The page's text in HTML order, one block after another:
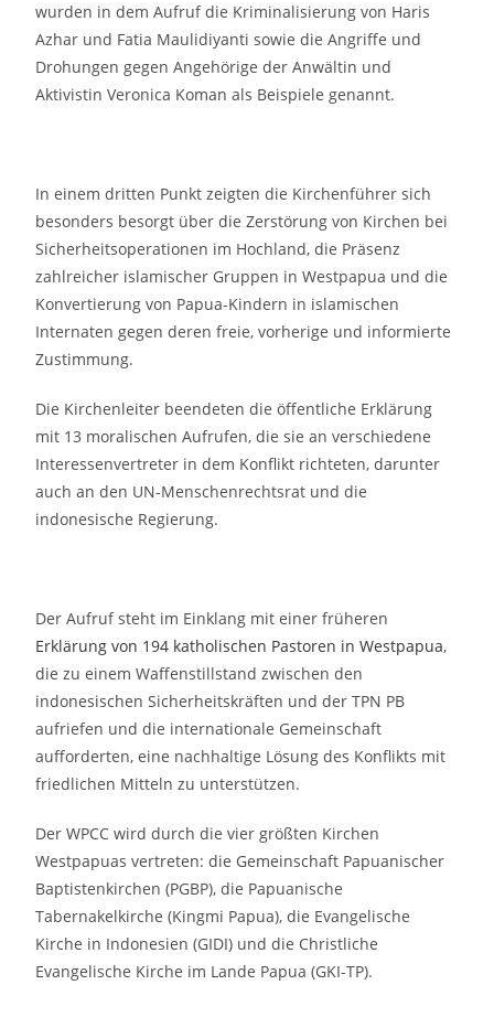
wurden in dem Aufruf die Kriminalisierung von Haris
Azhar und Fatia Maulidiyanti sowie die Angriffe und
Drohungen gegen Angehörige der Anwältin und
Aktivistin Veronica Koman als Beispiele genannt.
In einem dritten Punkt zeigten die Kirchenführer sich
besonders besorgt über die Zerstörung von Kirchen bei
Sicherheitsoperationen im Hochland, die Präsenz
zahlreicher islamischer Gruppen in Westpapua und die
Konvertierung von Papua-Kindern in islamischen
Internaten gegen deren freie, vorherige und informierte
Zustimmung.
Die Kirchenleiter beendeten die öffentliche Erklärung
mit 13 moralischen Aufrufen, die sie an verschiedene
Interessenvertreter in dem Konflikt richteten, darunter
auch an den UN-Menschenrechtsrat und die
indonesische Regierung.
Der Aufruf steht im Einklang mit einer früheren
Erklärung von 194 katholischen Pastoren in Westpapua,
die zu einem Waffenstillstand zwischen den
indonesischen Sicherheitskräften und der TPN PB
aufriefen und die internationale Gemeinschaft
aufforderten, eine nachhaltige Lösung des Konflikts mit
friedlichen Mitteln zu unterstützen.
Der WPCC wird durch die vier größten Kirchen
Westpapuas vertreten: die Gemeinschaft Papuanischer
Baptistenkirchen (PGBP), die Papuanische
Tabernakelkirche (Kingmi Papua), die Evangelische
Kirche in Indonesien (GIDI) und die Christliche
Evangelische Kirche im Lande Papua (GKI-TP).